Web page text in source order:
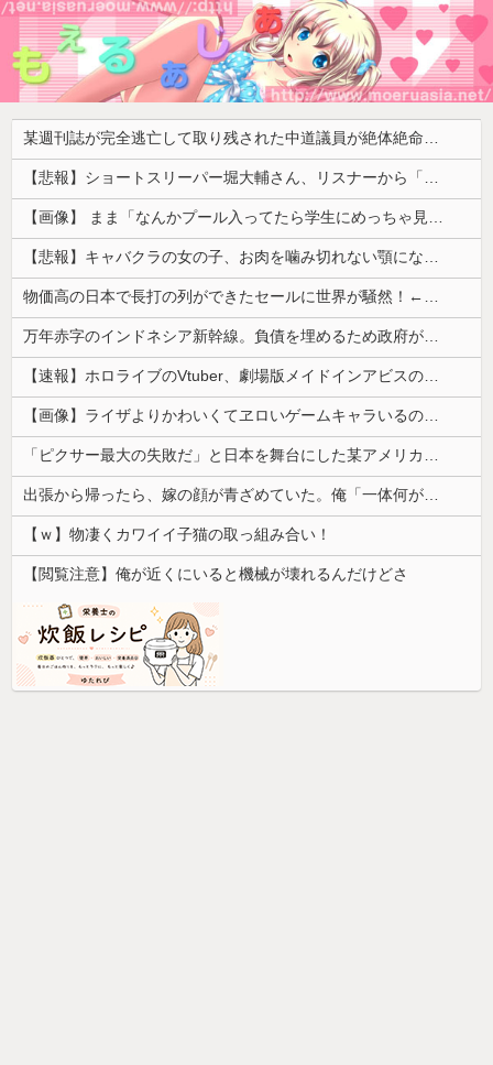
某週刊誌が完全逃亡して取り残された中道議員が絶体絶命の窮地、「今度は宏池会に矛先を向けたか……」と節操の無さに呆れる人が続出
【悲報】ショートスリーパー堀大輔さん、リスナーから「寝たほうがいい！」と言われてガチギレし炎上 → 高須幹也医師の医学的アドバイスに激昂 ｗｗｗｗｗｗｗｗｗ
【画像】 まま「なんかプール入ってたら学生にめっちゃ見られたw」
【悲報】キャバクラの女の子、お肉を噛み切れない顎になってしまう・・・
物価高の日本で長打の列ができたセールに世界が騒然！←「我が国でもやってくれ！」（海外の反応）
万年赤字のインドネシア新幹線。負債を埋めるため政府が過半数の株式を引き受ける
【速報】ホロライブのVtuber、劇場版メイドインアビスの主題歌決定wwwwwwwwww
【画像】ライザよりかわいくてヱロいゲームキャラいるの？ｗｗｗｗｗ
「ピクサー最大の失敗だ」と日本を舞台にした某アメリカ産アニメが話題に、日本と韓国の両方に失礼すぎるわ……
出張から帰ったら、嫁の顔が青ざめていた。俺「一体何があったんだ？」嫁「…」→子供たちに話を聞くと…
【ｗ】物凄くカワイイ子猫の取っ組み合い！
【閲覧注意】俺が近くにいると機械が壊れるんだけどさ